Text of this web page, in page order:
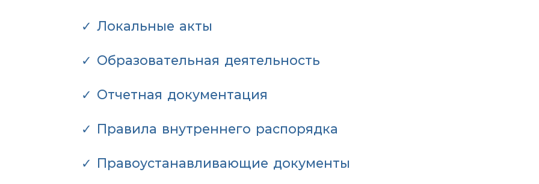
✓ Локальные акты
✓ Образовательная деятельность
✓ Отчетная документация
✓ Правила внутреннего распорядка
✓ Правоустанавливающие документы